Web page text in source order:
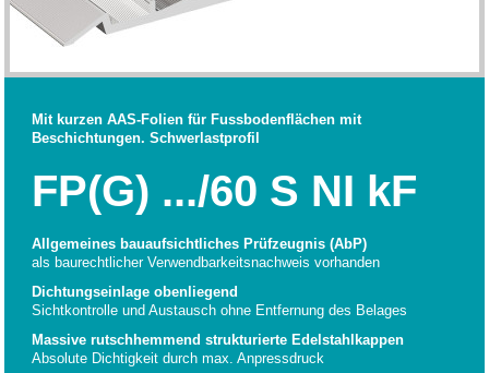
Mit kurzen AAS-Folien für Fussbodenflächen mit
Beschichtungen. Schwerlastprofil
FP(G) .../60 S NI kF
Allgemeines bauaufsichtliches Prüfzeugnis (AbP)
als baurechtlicher Verwendbarkeitsnachweis vorhanden
Dichtungseinlage obenliegend
Sichtkontrolle und Austausch ohne Entfernung des Belages
Massive rutschhemmend strukturierte Edelstahlkappen
Absolute Dichtigkeit durch max. Anpressdruck